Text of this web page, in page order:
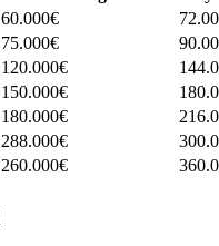
60.000€
75.000€
120.000€
150.000€
180.000€
288.000€
260.000€